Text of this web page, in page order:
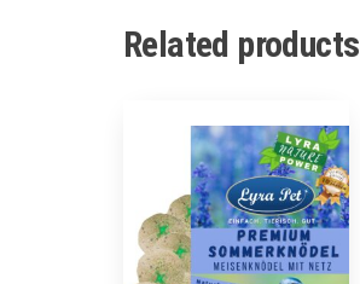
Related products